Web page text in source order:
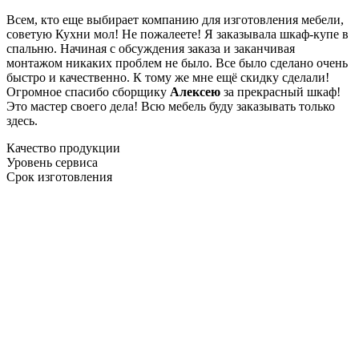
Всем, кто еще выбирает компанию для изготовления мебели,
советую Кухни мол! Не пожалеете! Я заказывала шкаф-купе в
спальню. Начиная с обсуждения заказа и заканчивая
монтажом никаких проблем не было. Все было сделано очень
быстро и качественно. К тому же мне ещё скидку сделали!
Огромное спасибо сборщику Алексею за прекрасный шкаф!
Это мастер своего дела! Всю мебель буду заказывать только
здесь.
Качество продукции
Уровень сервиса
Срок изготовления